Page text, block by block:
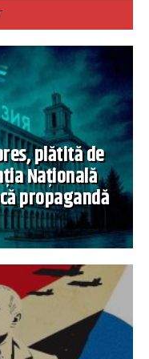
plătită de
Națională
propagandă